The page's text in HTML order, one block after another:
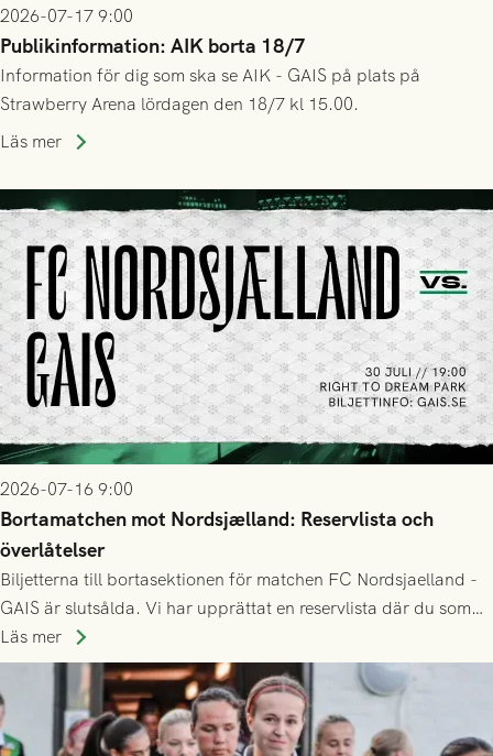
2026-07-17 9:00
Publikinformation: AIK borta 18/7
Information för dig som ska se AIK - GAIS på plats på
Strawberry Arena lördagen den 18/7 kl 15.00.
Läs mer
2026-07-16 9:00
Bortamatchen mot Nordsjælland: Reservlista och
överlåtelser
Biljetterna till bortasektionen för matchen FC Nordsjaelland -
GAIS är slutsålda. Vi har upprättat en reservlista där du som
ännu inte har någon biljett kan anmäla ditt intresse. Du kan
inte själv överlåta din biljett till någon annan.
Läs mer